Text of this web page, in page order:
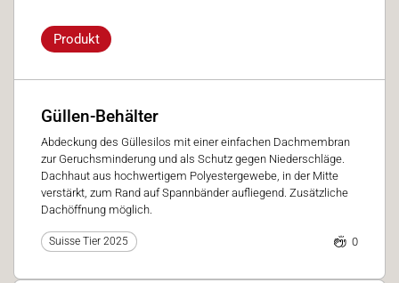
Produkt
Güllen-Behälter
Abdeckung des Güllesilos mit einer einfachen Dachmembran
zur Geruchsminderung und als Schutz gegen Niederschläge.
Dachhaut aus hochwertigem Polyestergewebe, in der Mitte
verstärkt, zum Rand auf Spannbänder aufliegend. Zusätzliche
Dachöffnung möglich.
Suisse Tier 2025 0